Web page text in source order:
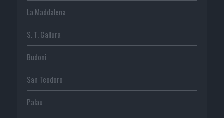
La Maddalena
S. T. Gallura
Budoni
San Teodoro
Palau